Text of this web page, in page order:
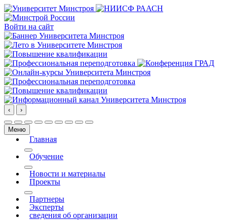
Войти на сайт
‹ ›
Меню
Главная
More about: Главная
Обучение
More about: Обучение
Новости и материалы
Проекты
More about: Проекты
Партнеры
Эксперты
сведения об организации